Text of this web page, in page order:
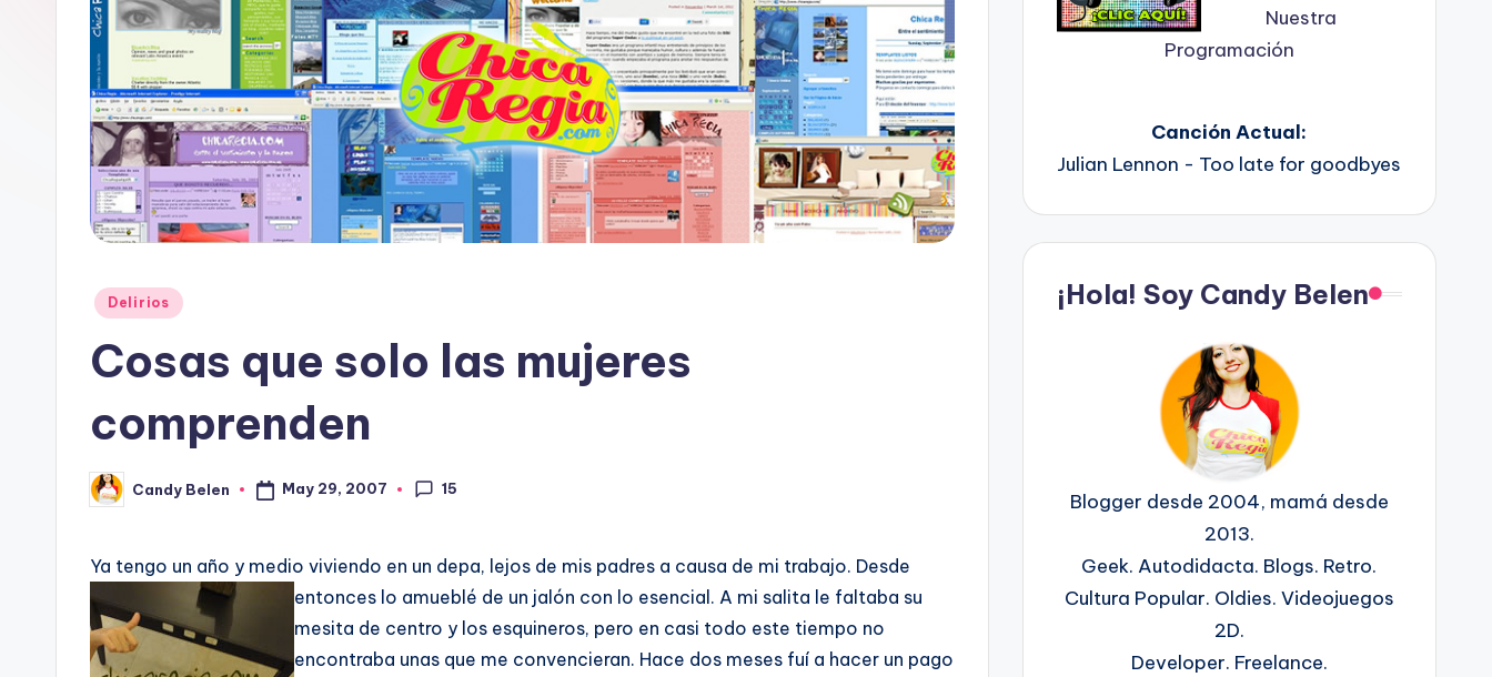
Posted
Delirios
Cosas que solo las mujeres
comprenden
Posted
by
Candy Belen May 29, 2007 15
Ya tengo un año y medio viviendo en un depa, lejos de mis padres a causa de mi trabajo. Desde
entonces lo amueblé de un jalón con lo esencial. A mi salita le faltaba su
mesita de centro y los esquineros, pero en casi todo este tiempo no
encontraba unas que me convencieran. Hace dos meses fuí­ a hacer un pago
Nuestra
Programación
Canción Actual:
Julian Lennon - Too late for goodbyes
¡Hola! Soy Candy Belen
Blogger desde 2004, mamá desde
2013.
Geek. Autodidacta. Blogs. Retro.
Cultura Popular. Oldies. Videojuegos
2D.
Developer. Freelance.